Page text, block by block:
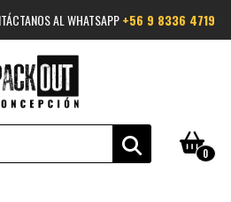
AL WHATSAPP+56 9 8336 4719
0